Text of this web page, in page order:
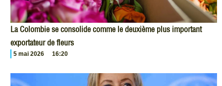
La Colombie se consolide comme le deuxième plus important
exportateur de fleurs
5 mai 2026 16:20